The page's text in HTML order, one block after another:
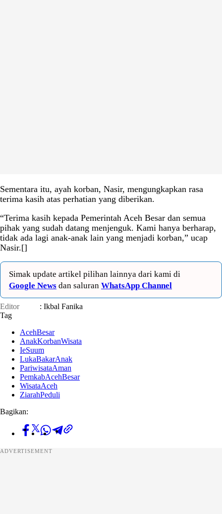
Sementara itu, ayah korban, Nasir, mengungkapkan rasa
terima kasih atas perhatian yang diberikan.
“Terima kasih kepada Pemerintah Aceh Besar dan semua
pihak yang sudah datang menjenguk. Kami hanya berharap,
tidak ada lagi anak-anak lain yang menjadi korban,” ucap
Nasir.[]
Simak update artikel pilihan lainnya dari kami di
Google News dan saluran WhatsApp Channel
Editor
: Ikbal Fanika
Tag
AcehBesar
AnakKorbanWisata
IeSuum
LukaBakarAnak
PariwisataAman
PemkabAcehBesar
WisataAceh
ZiarahPeduli
Bagikan:
ADVERTISEMENT